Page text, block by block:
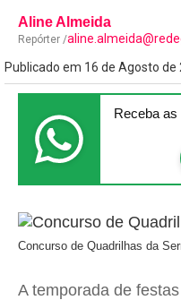
Aline Almeida
Repórter /
Publicado em 16 de Agosto de
Receba
Concurso de Quadrilhas da
A temporada de